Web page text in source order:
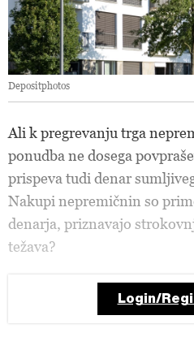
Depositphotos
Ali k pregrevanju trga
ponudba ne dosega
prispeva tudi denar
Nakupi nepremičnin so
denarja, priznavajo
težava?
Login/